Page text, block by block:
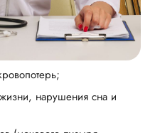
нарушения сна и